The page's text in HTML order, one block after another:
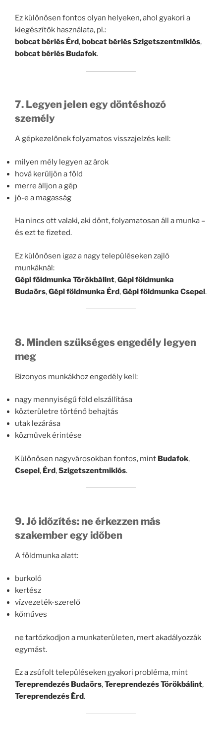
Ez különösen fontos olyan helyeken, ahol gyakori a
kiegészítők használata, pl.:
bobcat bérlés Érd, bobcat bérlés Szigetszentmiklós,
bobcat bérlés Budafok.
7. Legyen jelen egy döntéshozó
személy
A gépkezelőnek folyamatos visszajelzés kell:
milyen mély legyen az árok
hová kerüljön a föld
merre álljon a gép
jó-e a magasság
Ha nincs ott valaki, aki dönt, folyamatosan áll a munka –
és ezt te fizeted.
Ez különösen igaz a nagy településeken zajló
munkáknál:
Gépi földmunka Törökbálint,Gépi földmunka
Budaörs,Gépi földmunka Érd,Gépi földmunka Csepel.
8. Minden szükséges engedély legyen
meg
Bizonyos munkákhoz engedély kell:
nagy mennyiségű föld elszállítása
közterületre történő behajtás
utak lezárása
közművek érintése
Különösen nagyvárosokban fontos, mint Budafok,
Csepel, Érd,Szigetszentmiklós.
9. Jó időzítés: ne érkezzen más
szakember egy időben
A földmunka alatt:
burkoló
kertész
vízvezeték-szerelő
kőműves
ne tartózkodjon a munkaterületen, mert akadályozzák
egymást.
Ez a zsúfolt településeken gyakori probléma, mint
Tereprendezés Budaörs,Tereprendezés Törökbálint,
Tereprendezés Érd.